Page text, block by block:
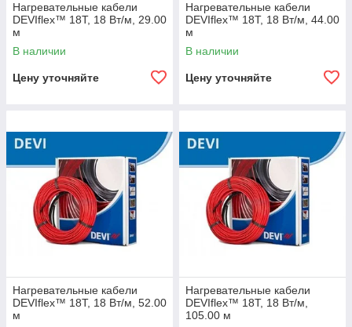
Нагревательные кабели
DEVIflex™ 18T, 18 Вт/м, 29.00
м
В наличии
Цену уточняйте
Нагревательные кабели
DEVIflex™ 18T, 18 Вт/м, 44.00
м
В наличии
Цену уточняйте
Нагревательные кабели
DEVIflex™ 18T, 18 Вт/м, 52.00
м
Нагревательные кабели
DEVIflex™ 18T, 18 Вт/м,
105.00 м